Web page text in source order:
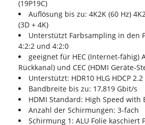
(19P19C)
Auflösung bis zu: 4K2K (60 Hz)
(3D + 4K)
Unterstützt Farbsampling in den
4:2:2 und 4:2:0
geeignet für HEC (Internet-fähig)
Rückkanal) und CEC (HDMI Geräte-
Unterstützt: HDR10 HLG HDCP 2.2
Bandbreite bis zu: 17,819 Gbit/s
HDMI Standard: High Speed with
Anzahl der Schirmungen: 3-fach
Schirmung 1: ALU Folie kaschiert